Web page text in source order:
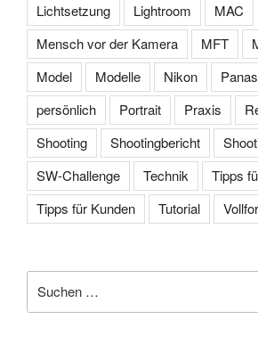
Lichtsetzung
Lightroom
MAC
Mensch vor der Kamera
MFT
Model
Modelle Nikon
persönlich
Portrait Praxis
Shooting
Shootingbericht
SW-Challenge
Technik
Tipps
Tipps für Kunden
Tutorial
nach: